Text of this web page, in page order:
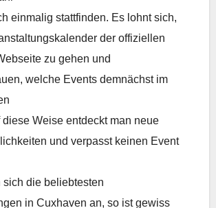
einmalig stattfinden. Es lohnt sich,
der offiziellen
zu gehen und
welche Events demnächst im
diese Weise entdeckt man neue
und verpasst keinen Event
sich die beliebtesten
in Cuxhaven an, so ist gewiss